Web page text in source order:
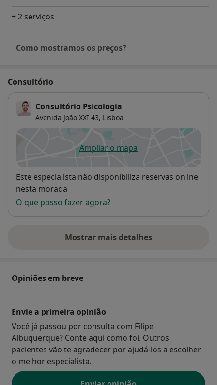
+ 2 serviços
Como mostramos os preços?
Consultório
Consultório Psicologia
Avenida João XXI 43, Lisboa
Ampliar o mapaabre num novo separador
Disponibilidade
Este especialista não disponibiliza reservas online
nesta morada
O que posso fazer agora?
Mostrar mais detalhes
sobre o endereço
Opiniões em breve
Envie a primeira opinião
Você já passou por consulta com Filipe
Albuquerque? Conte aqui como foi. Outros
pacientes vão te agradecer por ajudá-los a escolher
o melhor especialista.